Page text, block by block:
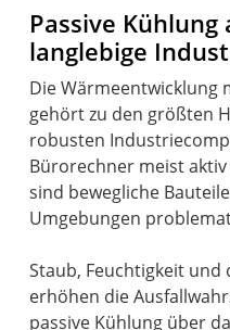
Passive Kühlung
langlebige
Die Wärmeentwicklung
gehört zu den größten
robusten
Bürorechner meist
sind bewegliche
Umgebungen
Staub, Feuchtigkeit
erhöhen die
passive Kühlung über